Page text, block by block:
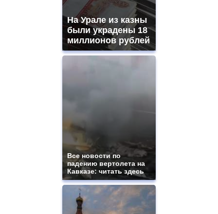
На Урале из казны
были украдены 18
миллионов рублей
Все новости по
падению вертолета на
Кавказе: читать здесь